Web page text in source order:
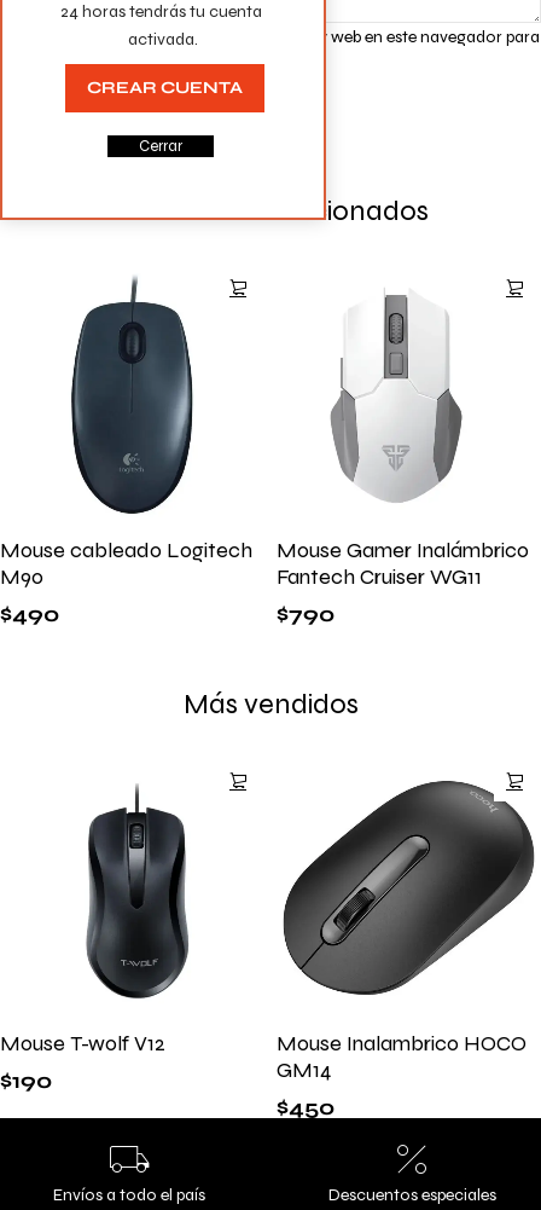
Guarda mi nombre, correo electrónico y web en este navegador para
la próxima vez que comente.
Productos Relacionados
Mouse cableado Logitech
M90
$490
Mouse Gamer Inalámbrico
Fantech Cruiser WG11
$790
Más vendidos
Mouse T-wolf V12
$190
Mouse Inalambrico HOCO
GM14
$450
Envíos a todo el país Descuentos especiales
24 horas tendrás tu cuenta
activada.
CREAR CUENTA
Cerrar